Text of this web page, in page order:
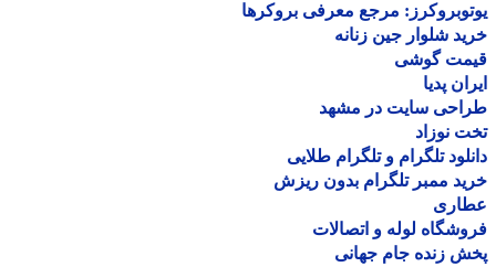
مرجع معرفی بروکرها
شلوار جین زنانه
گوشی
پدیا
سایت در مشهد
نوزاد
تلگرام و تلگرام طلایی
ممبر تلگرام بدون ریزش
لوله و اتصالات
زنده جام جهانی